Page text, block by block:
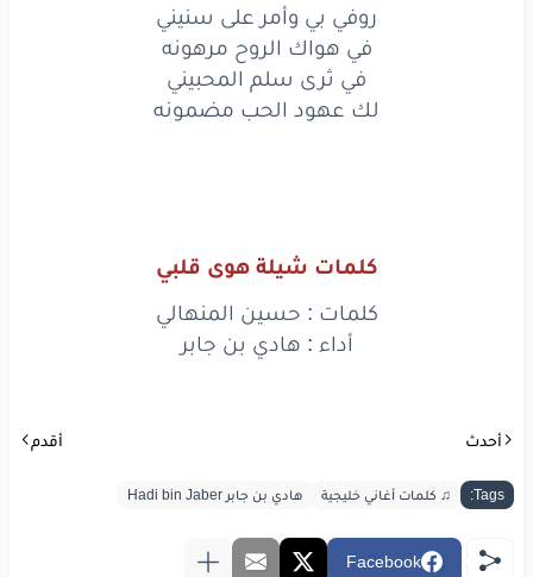
فارقٍبينالملايني
جلمنميّزكفيكونه
روفيبيوأمرعلىسنيني
عهودالحبمضمونه
بي وأمرعلىسنيني
لكعهودالحبمضمونه
فيثرىسلمالمحبيني
روفي بي وأمر على سنيني
في هواك الروح مرهونه
في ثرى سلم المحبيني
لك عهود الحب مضمونه
كلمات شيلة هوى قلبي
كلمات : حسين المنهالي
أداء : هادي بن جابر
أحدث أقدم
Tags: ♫ كلمات أغاني خليجية هادي بن جابر Hadi bin Jaber
Facebook